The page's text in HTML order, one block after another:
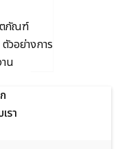
ภัณฑ์
ตัวอย่างการ
น
รา